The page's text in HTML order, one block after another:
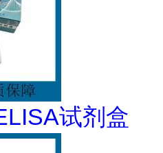
试剂盒